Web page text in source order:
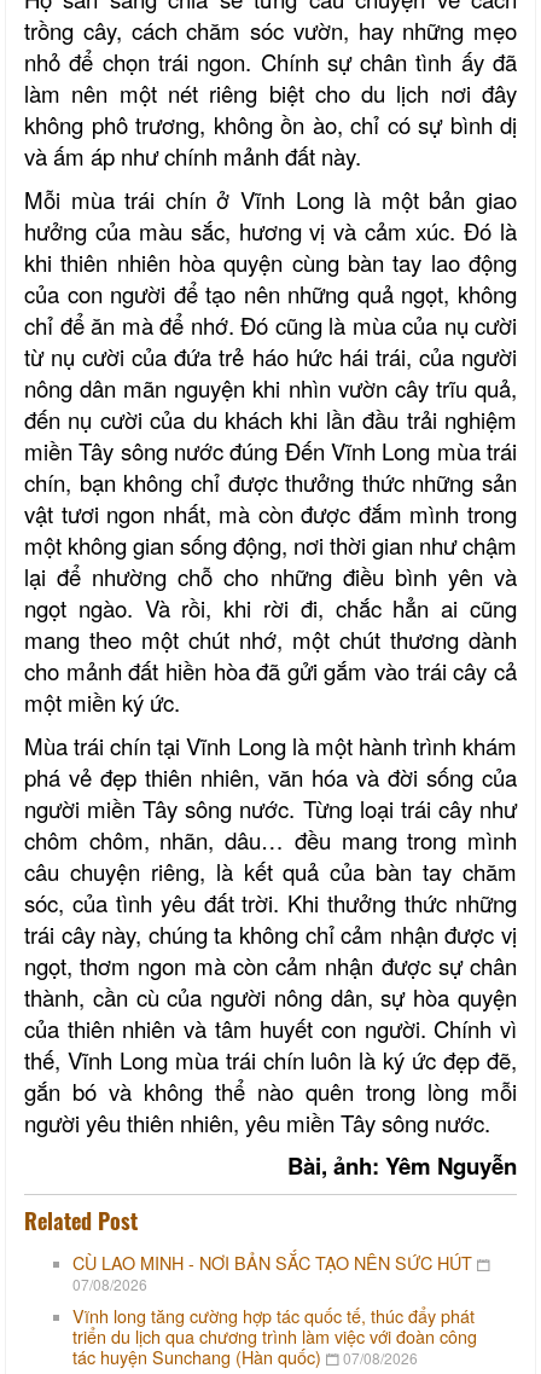
trồng cây, cách chăm sóc vườn, hay những mẹo
nhỏ để chọn trái ngon. Chính sự chân tình ấy đã
làm nên một nét riêng biệt cho du lịch nơi đây
không phô trương, không ồn ào, chỉ có sự bình dị
và ấm áp như chính mảnh đất này.
Mỗi mùa trái chín ở Vĩnh Long là một bản giao
hưởng của màu sắc, hương vị và cảm xúc. Đó là
khi thiên nhiên hòa quyện cùng bàn tay lao động
của con người để tạo nên những quả ngọt, không
chỉ để ăn mà để nhớ. Đó cũng là mùa của nụ cười
từ nụ cười của đứa trẻ háo hức hái trái, của người
nông dân mãn nguyện khi nhìn vườn cây trĩu quả,
đến nụ cười của du khách khi lần đầu trải nghiệm
miền Tây sông nước đúng Đến Vĩnh Long mùa trái
chín, bạn không chỉ được thưởng thức những sản
vật tươi ngon nhất, mà còn được đắm mình trong
một không gian sống động, nơi thời gian như chậm
lại để nhường chỗ cho những điều bình yên và
ngọt ngào. Và rồi, khi rời đi, chắc hẳn ai cũng
mang theo một chút nhớ, một chút thương dành
cho mảnh đất hiền hòa đã gửi gắm vào trái cây cả
một miền ký ức.
Mùa trái chín tại Vĩnh Long là một hành trình khám
phá vẻ đẹp thiên nhiên, văn hóa và đời sống của
người miền Tây sông nước. Từng loại trái cây như
chôm chôm, nhãn, dâu… đều mang trong mình
câu chuyện riêng, là kết quả của bàn tay chăm
sóc, của tình yêu đất trời. Khi thưởng thức những
trái cây này, chúng ta không chỉ cảm nhận được vị
ngọt, thơm ngon mà còn cảm nhận được sự chân
thành, cần cù của người nông dân, sự hòa quyện
của thiên nhiên và tâm huyết con người. Chính vì
thế, Vĩnh Long mùa trái chín luôn là ký ức đẹp đẽ,
gắn bó và không thể nào quên trong lòng mỗi
người yêu thiên nhiên, yêu miền Tây sông nước.
Bài, ảnh: Yêm Nguyễn
Related Post
CÙ LAO MINH - NƠI BẢN SẮC TẠO NÊN SỨC HÚT
07/08/2026
Vĩnh long tăng cường hợp tác quốc tế, thúc đẩy phát
triển du lịch qua chương trình làm việc với đoàn công
tác huyện Sunchang (Hàn quốc)
07/08/2026